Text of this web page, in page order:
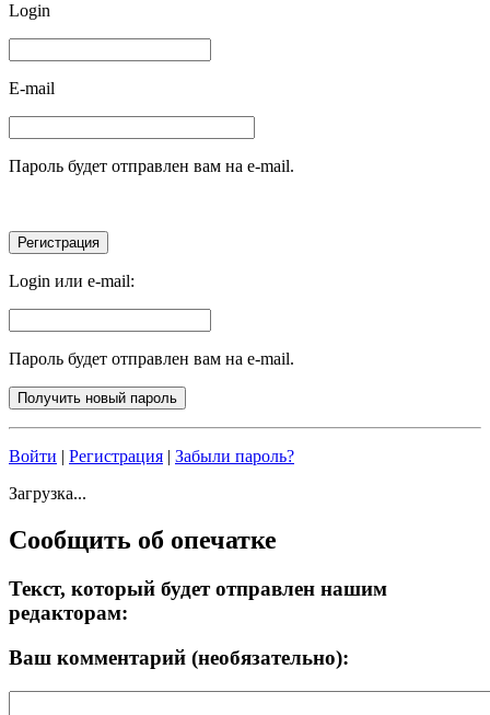
Login
E-mail
Пароль будет отправлен вам на e-mail.
Login или e-mail:
Пароль будет отправлен вам на e-mail.
Войти | Регистрация | Забыли пароль?
Загрузка...
Сообщить об опечатке
Текст, который будет отправлен нашим
редакторам:
Ваш комментарий (необязательно):